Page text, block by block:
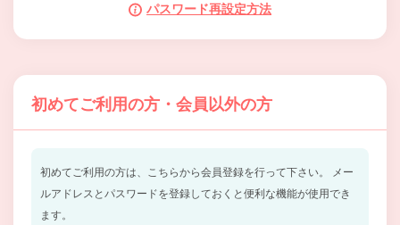
パスワード再設定方法
初めてご利用の方・会員以外の方
初めてご利用の方は、こちらから会員登録を行って下さい。
メー
ルアドレスとパスワードを登録しておくと便利な機能が使用でき
ます。